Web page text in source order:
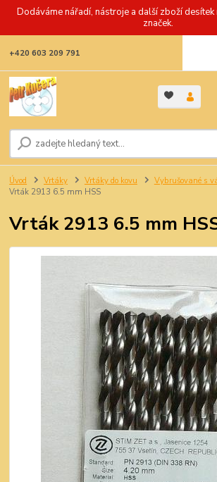
Dodáváme nářadí, nástroje a další zboží desítek
značek.
+420 603 209 791
Úvod Vrtáky Vrtáky do kovu
Vybrušované s
Vrták 2913 6.5 mm HSS
Vrták 2913 6.5 mm